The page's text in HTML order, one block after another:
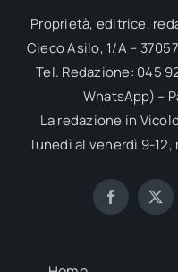
Proprietà, editrice,
Cieco Asilo, 1/A –
Tel. Redazione: 045
WhatsApp) –
La redazione in
lunedì al venerdì 9-12,